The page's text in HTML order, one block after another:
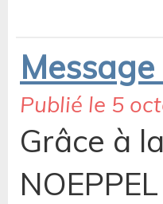
Publié le 5
Grâce à